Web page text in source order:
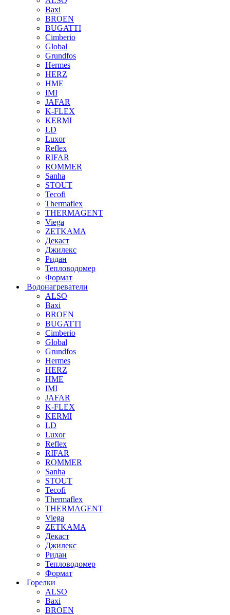
Baxi
BROEN
BUGATTI
Cimberio
Global
Grundfos
Hermes
HERZ
HME
IMI
JAFAR
K-FLEX
KERMI
LD
Luxor
Reflex
RIFAR
ROMMER
Sanha
STOUT
Tecofi
Thermaflex
THERMAGENT
Viega
ZETKAMA
Декаст
Джилекс
Ридан
Тепловодомер
Формат
Водонагреватели
ALSO
Baxi
BROEN
BUGATTI
Cimberio
Global
Grundfos
Hermes
HERZ
HME
IMI
JAFAR
K-FLEX
KERMI
LD
Luxor
Reflex
RIFAR
ROMMER
Sanha
STOUT
Tecofi
Thermaflex
THERMAGENT
Viega
ZETKAMA
Декаст
Джилекс
Ридан
Тепловодомер
Формат
Горелки
ALSO
Baxi
BROEN